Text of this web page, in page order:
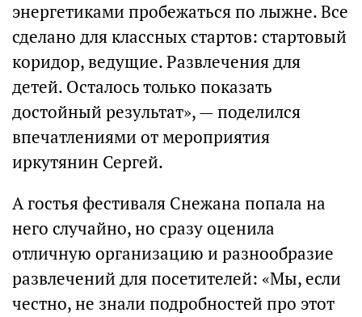
энергетиками пробежаться по лыжне. Все
сделано для классных стартов: стартовый
коридор, ведущие. Развлечения для
детей. Осталось только показать
достойный результат», — поделился
впечатлениями от мероприятия
иркутянин Сергей.
А гостья фестиваля Снежана попала на
него случайно, но сразу оценила
отличную организацию и разнообразие
развлечений для посетителей: «Мы, если
честно, не знали подробностей про этот